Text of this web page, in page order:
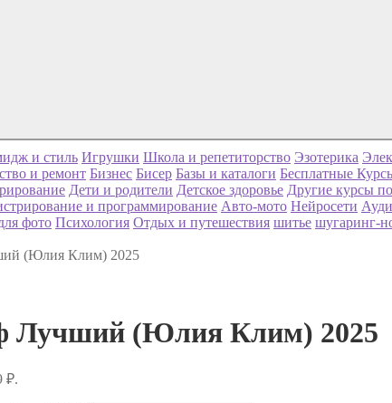
и стиль Игрушки Школа и репетиторство Эзотерика
и ремонт Бизнес Бисер Базы и каталоги Бесплатные
Дети и родители Детское здоровье Другие курсы
и программирование Авто-мото Нейросети
фото Психология Отдых и путешествия шитье шугаринг-
(Юлия Клим) 2025
Лучший (Юлия Клим) 2025
₽.